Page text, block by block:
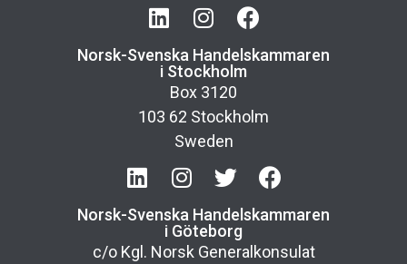
Norsk-Svenska Handelskammaren
i Stockholm
Box 3120
103 62 Stockholm
Sweden
Norsk-Svenska Handelskammaren
i Göteborg
c/o Kgl. Norsk Generalkonsulat